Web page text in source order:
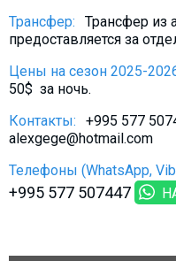
Трансфер:
Трансфер из
предоставляется за
Цены на сезон 2025-
50$ за ночь.
Контакты:
+995 577
alexgege@hotmail.com
Телефоны (WhatsApp,
+995 577 507447
Безопасность